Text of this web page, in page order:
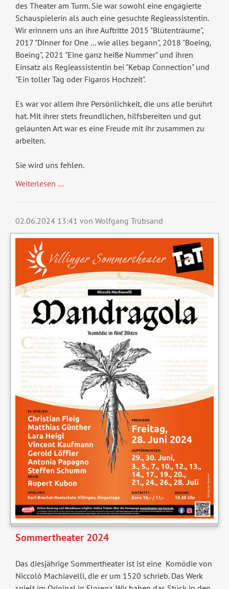
des Theater am Turm. Sie war sowohl eine engagierte
Schauspielerin als auch eine gesuchte Regieassistentin.
Wir erinnern uns an ihre Auftritte 2015 "Blütenträume",
2017 "Dinner for One ... wie alles begann", 2018 "Boeing,
Boeing", 2021 "Eine ganz heiße Nummer" und ihren
Einsatz als Regieassistentin bei "Kebap Connection" und
"Ein toller Tag oder Figaros Hochzeit".
Es war vor allem ihre Persönlichkeit, die uns alle berührt
hat. Mit ihrer stets freundlichen, hilfsbereiten und gut
gelaunten Art war es eine Freude mit ihr zusammen zu
arbeiten.
Sie wird uns fehlen.
Weiterlesen …Abschied
Giusa
02.06.2024 13:41 von Wolfgang Trübsand
Sommertheater 2024
Das diesjährige Sommertheater ist ist eine Komödie von
Niccolò Machiavelli, die er um 1520 schrieb. Das Werk